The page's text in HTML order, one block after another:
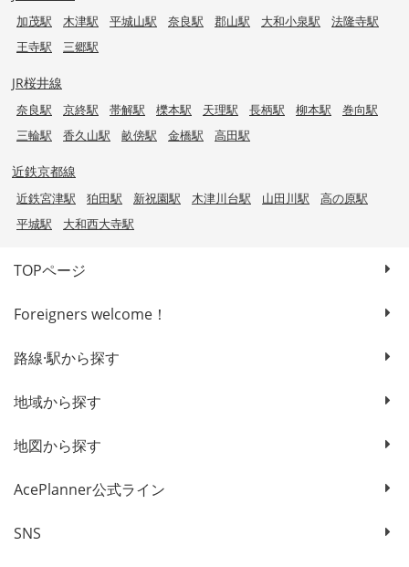
加茂駅 木津駅 平城山駅 奈良駅 郡山駅 大和小泉駅
法隆寺駅
王寺駅
三郷駅
JR桜井線
奈良駅 京終駅 帯解駅 櫟本駅 天理駅 長柄駅 柳本駅
巻向駅
三輪駅
香久山駅 畝傍駅 金橋駅 高田駅
近鉄京都線
近鉄宮津駅 狛田駅 新祝園駅 木津川台駅 山田川駅
高の原駅
平城駅
大和西大寺駅
TOPページ
Foreigners welcome！
路線·駅から探す
地域から探す
地図から探す
AcePlanner公式ライン
SNS